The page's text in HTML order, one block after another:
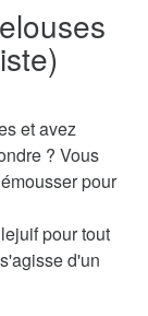
et avez
? Vous
pour
pour tout
d'un